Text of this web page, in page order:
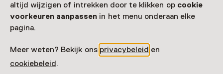
altijd wijzigen of intrekken door te klikken op cookie
voorkeuren aanpassen in het menu onderaan elke
pagina.
Meer weten? Bekijk ons privacybeleid en
cookiebeleid.
Activiteit